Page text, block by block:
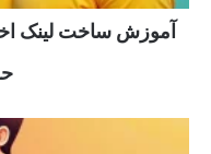
آموزش ساخت لینک